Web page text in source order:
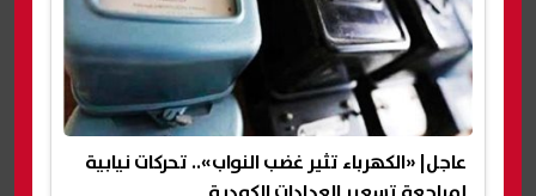
عاجل| «الكهرباء تثير غضب النواب».. تحركات نيابية